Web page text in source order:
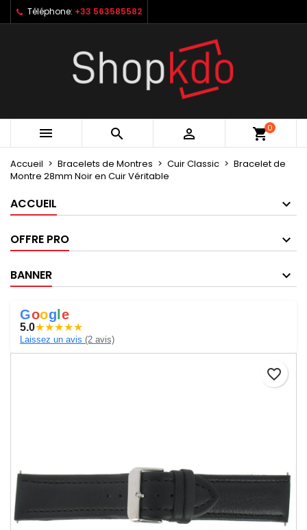
Téléphone: +33 563585582
   shopping_cart0
Accueil Bracelets de Montres Cuir Classic
Bracelet de
Montre 28mm Noir en Cuir Véritable
ACCUEIL
OFFRE PRO
BANNER
Goog e
5.0★★★★★
Laissez un avis (2 avis)
favorite_border
My wishlists ×
Create new list
Créer une liste d'envies ×
Nom de la liste d'envies
Annuler Créer une liste d'envies
Connexion ×
Vous devez être connecté pour ajouter des produits
à votre liste d'envies.
Annuler Connexion